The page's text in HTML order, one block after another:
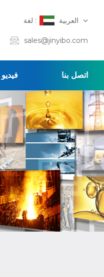
لغة : العربية
sales@jinyibo.com
فيديو اتصل بنا